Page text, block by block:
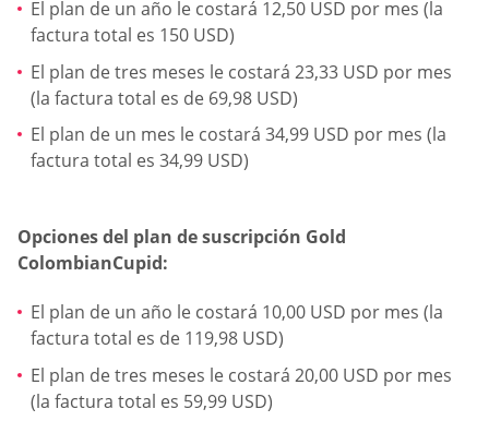
El plan de un año le costará 12,50 USD por mes (la
factura total es 150 USD)
El plan de tres meses le costará 23,33 USD por mes
(la factura total es de 69,98 USD)
El plan de un mes le costará 34,99 USD por mes (la
factura total es 34,99 USD)
Opciones del plan de suscripción Gold
ColombianCupid:
El plan de un año le costará 10,00 USD por mes (la
factura total es de 119,98 USD)
El plan de tres meses le costará 20,00 USD por mes
(la factura total es 59,99 USD)